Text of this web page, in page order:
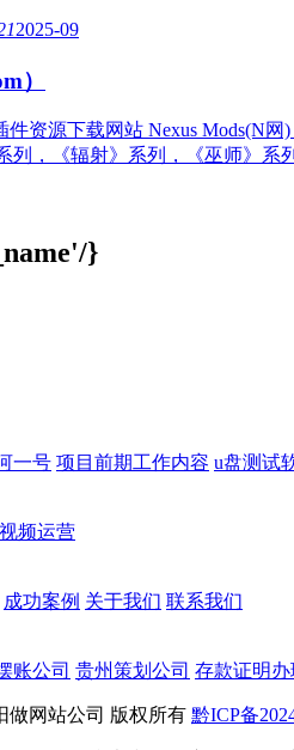
2025-09
）
资源下载网站 Nexus Mods(N
列，《辐射》系列，《巫师》
一号 项目前期工作内容 u盘测试
频运营
成功案例 关于我们 联系我们
账公司 贵州策划公司 存款证明办
做网站公司 版权所有 黔ICP备